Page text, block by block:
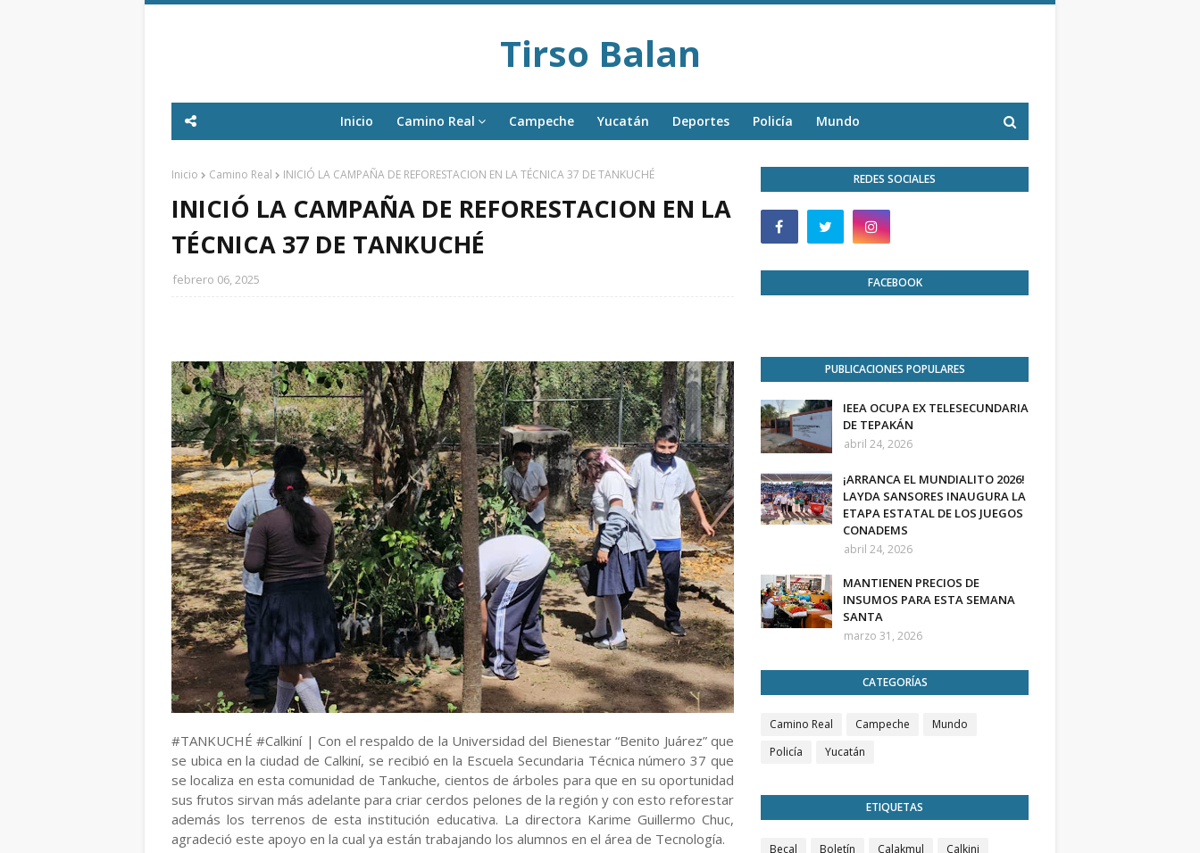
Tirso Balan
Inicio Camino Real Campeche Yucatán Deportes Policía Mundo
Inicio Camino Real INICIÓ LA CAMPAÑA DE REFORESTACION EN LA TÉCNICA 37 DE TANKUCHÉ
INICIÓ LA CAMPAÑA DE REFORESTACION EN LA
TÉCNICA 37 DE TANKUCHÉ
febrero 06, 2025
#TANKUCHÉ #Calkiní | Con el respaldo de la Universidad del Bienestar “Benito Juárez” que
se ubica en la ciudad de Calkiní, se recibió en la Escuela Secundaria Técnica número 37 que
se localiza en esta comunidad de Tankuche, cientos de árboles para que en su oportunidad
sus frutos sirvan más adelante para criar cerdos pelones de la región y con esto reforestar
además los terrenos de esta institución educativa. La directora Karime Guillermo Chuc,
agradeció este apoyo en la cual ya están trabajando los alumnos en el área de Tecnología.
REDES SOCIALES
FACEBOOK
PUBLICACIONES POPULARES
IEEA OCUPA EX TELESECUNDARIA
DE TEPAKÁN
abril 24, 2026
¡ARRANCA EL MUNDIALITO 2026!
LAYDA SANSORES INAUGURA LA
ETAPA ESTATAL DE LOS JUEGOS
CONADEMS
abril 24, 2026
MANTIENEN PRECIOS DE
INSUMOS PARA ESTA SEMANA
SANTA
marzo 31, 2026
CATEGORÍAS
Camino Real Campeche
Mundo
Policía
Yucatán
ETIQUETAS
Becal Boletín Calakmul
Calkini